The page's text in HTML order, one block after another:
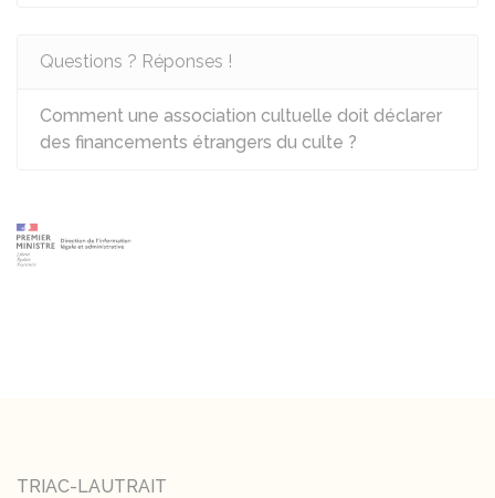
Questions ? Réponses !
Comment une association cultuelle doit déclarer
des financements étrangers du culte ?
TRIAC-LAUTRAIT